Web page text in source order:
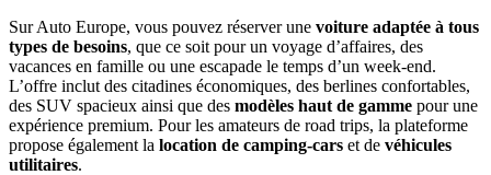
Sur Auto Europe, vous pouvez réserver une voiture adaptée à tous
types de besoins, que ce soit pour un voyage d’affaires, des
vacances en famille ou une escapade le temps d’un week-end.
L’offre inclut des citadines économiques, des berlines confortables,
des SUV spacieux ainsi que des modèles haut de gamme pour une
expérience premium. Pour les amateurs de road trips, la plateforme
propose également la location de camping-cars et de véhicules
utilitaires.